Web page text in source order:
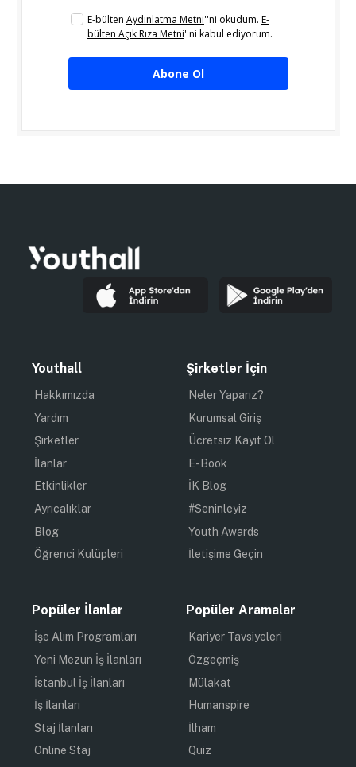
E-bülten Aydınlatma Metni''ni okudum. E-
bülten Açık Rıza Metni''ni kabul ediyorum.
Abone Ol
Youthall
Hakkımızda
Yardım
Şirketler
İlanlar
Etkinlikler
Ayrıcalıklar
Blog
Öğrenci Kulüpleri
Şirketler İçin
Neler Yaparız?
Kurumsal Giriş
Ücretsiz Kayıt Ol
E-Book
İK Blog
#Seninleyiz
Youth Awards
İletişime Geçin
Popüler İlanlar
İşe Alım Programları
Yeni Mezun İş İlanları
İstanbul İş İlanları
İş İlanları
Staj İlanları
Online Staj
Popüler Aramalar
Kariyer Tavsiyeleri
Özgeçmiş
Mülakat
Humanspire
İlham
Quiz